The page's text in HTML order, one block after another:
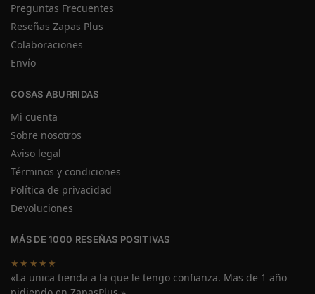
Preguntas Frecuentes
Reseñas Zapas Plus
Colaboraciones
Envío
COSAS ABURRIDAS
Mi cuenta
Sobre nosotros
Aviso legal
Términos y condiciones
Política de privacidad
Devoluciones
MÁS DE 1000 RESEÑAS POSITIVAS
★★★★★
«La unica tienda a la que le tengo confianza. Mas de 1 año